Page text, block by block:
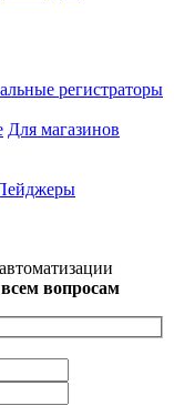
регистраторы
Для магазинов
вопросам